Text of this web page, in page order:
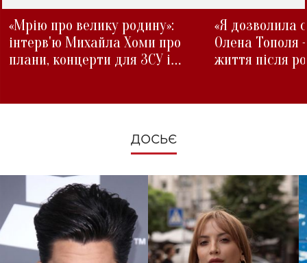
«Мрію про велику родину»:
інтерв'ю Михайла Хоми про
плани, концерти для ЗСУ і
«Я дозволила
Олена Тополя
життя після
ДОСЬЄ